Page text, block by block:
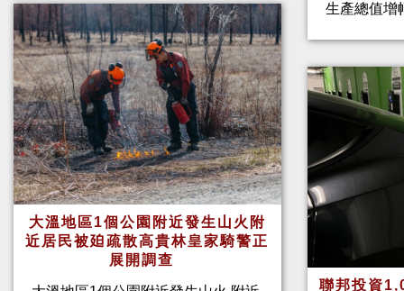
大溫地區1個公園附近發生山火附
近居民被廹疏散高貴林皇家騎警正
展開調查
生產總值增
聯邦投資